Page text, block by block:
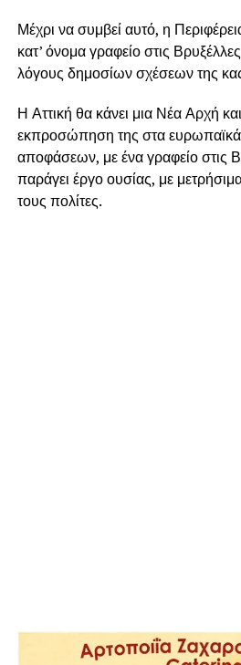
Μέχρι να συμβεί αυτό, η
κατ’ όνομα γραφείο στις
λόγους δημοσίων σχέσεων της
Η Αττική θα κάνει μια Νέα Αρχή
εκπροσώπηση της στα
αποφάσεων, με ένα γραφείο στις
παράγει έργο ουσίας, με
τους πολίτες.